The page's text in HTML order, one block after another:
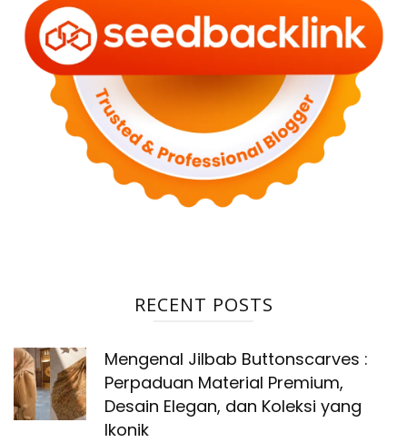
RECENT POSTS
Mengenal Jilbab Buttonscarves :
Perpaduan Material Premium,
Desain Elegan, dan Koleksi yang
Ikonik